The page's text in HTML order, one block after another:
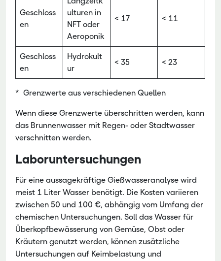
Geschloss
en
ulturen in
NFT oder
Aeroponik
< 17 < 11
Geschloss
en
Hydrokult
ur
< 35 < 23
* Grenzwerte aus verschiedenen Quellen
Wenn diese Grenzwerte überschritten werden, kann
das Brunnenwasser mit Regen- oder Stadtwasser
verschnitten werden.
Laboruntersuchungen
Für eine aussagekräftige Gießwasseranalyse wird
meist 1 Liter Wasser benötigt. Die Kosten variieren
zwischen 50 und 100 €, abhängig vom Umfang der
chemischen Untersuchungen. Soll das Wasser für
Überkopfbewässerung von Gemüse, Obst oder
Kräutern genutzt werden, können zusätzliche
Untersuchungen auf Keimbelastung und